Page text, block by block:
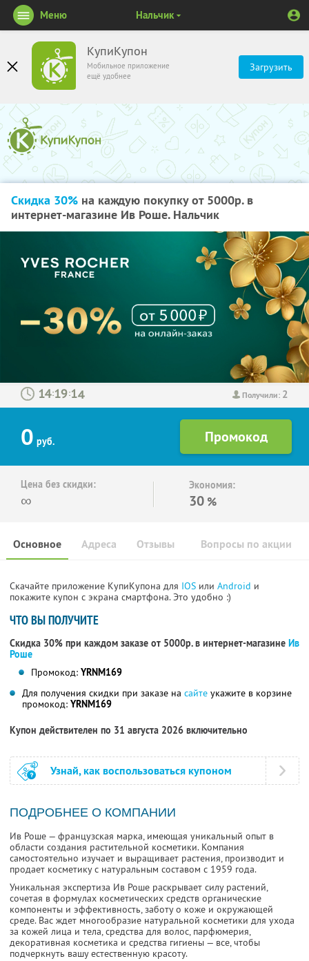
КупиКупон
Мобильное приложение
ещё удобнее
Загрузить
Меню Нальчик
Скидка 30% на каждую покупку от 5000р. в
интернет-магазине Ив Роше. Нальчик
Получили: 2
: :
0 руб.
Цена без скидки:
∞
Экономия:
30 %
Основное Отзывы Вопросы по акции
Адреса
Скачайте приложение КупиКупона для IOS или Android и
покажите купон с экрана смартфона. Это удобно :)
ЧТО ВЫ ПОЛУЧИТЕ
Скидка 30% при каждом заказе от 5000р. в интернет-магазине Ив
Роше
Промокод: YRNM169
Для получения скидки при заказе на сайте укажите в корзине
промокод: YRNM169
Купон действителен по 31 августа 2026 включительно
Узнай, как воспользоваться купоном
ПОДРОБНЕЕ О КОМПАНИИ
Ив Роше — французская марка, имеющая уникальный опыт в
области создания растительной косметики. Компания
самостоятельно изучает и выращивает растения, производит и
продает косметику с натуральным составом с 1959 года.
Уникальная экспертиза Ив Роше раскрывает силу растений,
сочетая в формулах косметических средств органические
компоненты и эффективность, заботу о коже и окружающей
среде. Вас ждет многообразие натуральной косметики для ухода
за кожей лица и тела, средства для волос, парфюмерия,
декоративная косметика и средства гигиены — все, чтобы
подчеркнуть вашу естественную красоту.